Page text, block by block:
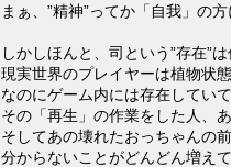
まぁ、”精神”ってか「自我」の
しかしほんと、司という”存在”
現実世界のプレイヤーは植物状
なのにゲーム内には存在してい
その「再生」の作業をした人、
そしてあの壊れたおっちゃんの
分からないことがどんどん増え